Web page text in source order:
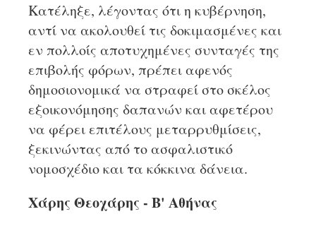
Κατέληξε, λέγοντας ότι η κυβέρνηση,
αντί να ακολουθεί τις δοκιμασμένες και
εν πολλοίς αποτυχημένες συνταγές της
επιβολής φόρων, πρέπει αφενός
δημοσιονομικά να στραφεί στο σκέλος
εξοικονόμησης δαπανών και αφετέρου
να φέρει επιτέλους μεταρρυθμίσεις,
ξεκινώντας από το ασφαλιστικό
νομοσχέδιο και τα κόκκινα δάνεια.
Χάρης Θεοχάρης - Β' Αθήνας